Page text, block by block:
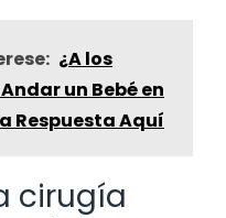
¿A los
un Bebé en
Respuesta Aquí
cirugía